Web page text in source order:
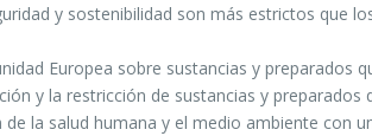
y sostenibilidad son más estrictos que
Europea sobre sustancias y preparados
y la restricción de sustancias y preparados
la salud humana y el medio ambiente con